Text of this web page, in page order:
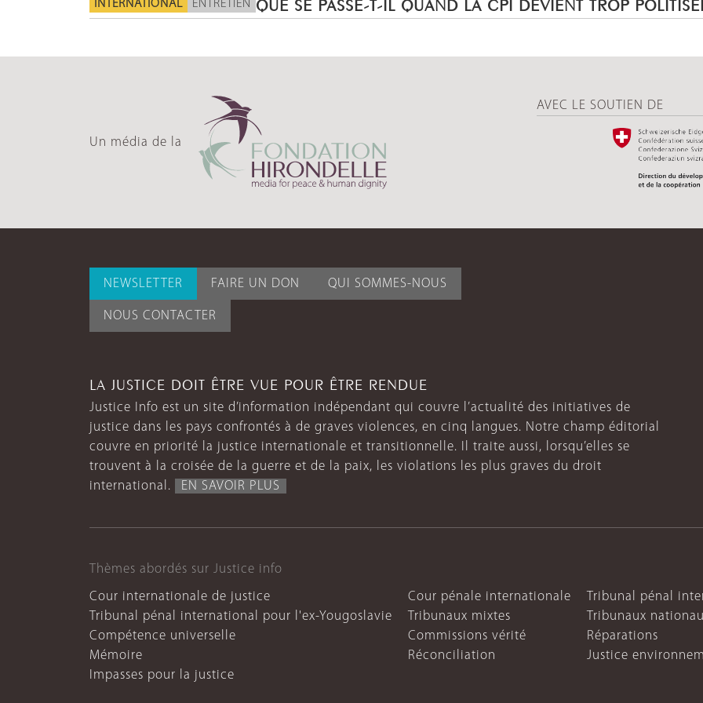
INTERNATIONAL ENTRETIEN QUE SE PASSE-T-IL QUAND LA CPI DEVIENT TROP
Un média de la
AVEC LE SOUTIEN DE
NEWSLETTER FAIRE UN DON QUI SOMMES-NOUS
NOUS CONTACTER
LA JUSTICE DOIT ÊTRE VUE POUR ÊTRE RENDUE
Justice Info est un site d’information indépendant qui couvre l’actualité des initiatives de
justice dans les pays confrontés à de graves violences, en cinq langues. Notre champ éditorial
couvre en priorité la justice internationale et transitionnelle. Il traite aussi, lorsqu’elles se
trouvent à la croisée de la guerre et de la paix, les violations les plus graves du droit
international.
EN SAVOIR PLUS
Thèmes abordés sur Justice info
Cour internationale de justice Cour pénale internationale
Tribunal pénal
Tribunal pénal international pour l'ex-Yougoslavie
Tribunaux mixtes
Tribunaux
Compétence universelle
Commissions vérité
Réparations
Mémoire
Réconciliation
Justice
Impasses pour la justice